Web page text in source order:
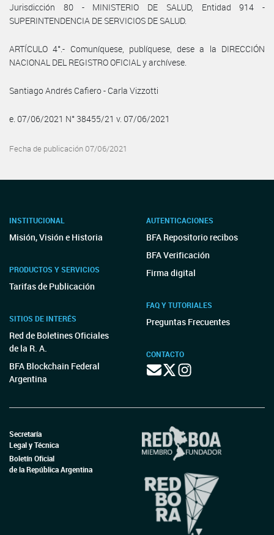
Jurisdicción 80 - MINISTERIO DE SALUD, Entidad 914 -
SUPERINTENDENCIA DE SERVICIOS DE SALUD.
ARTÍCULO 4°.- Comuníquese, publíquese, dese a la DIRECCIÓN
NACIONAL DEL REGISTRO OFICIAL y archívese.
Santiago Andrés Cafiero - Carla Vizzotti
e. 07/06/2021 N° 38455/21 v. 07/06/2021
Fecha de publicación 07/06/2021
INSTITUCIONAL
Misión, Visión e Historia
PRODUCTOS Y SERVICIOS
Tarifas de Publicación
SITIOS DE INTERÉS
Red de Boletines Oficiales
de la R. A.
BFA Blockchain Federal
Argentina
AUTENTICACIONES
BFA Repositorio recibos
BFA Verificación
Firma digital
FAQ Y TUTORIALES
Preguntas Frecuentes
CONTACTO
Secretaría
Legal y Técnica
Boletín Oficial
de la República Argentina